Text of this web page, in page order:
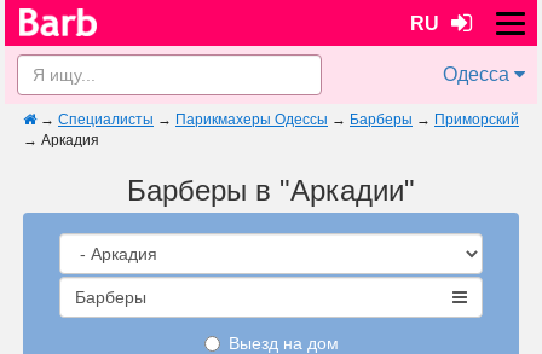
RU
Одесса
→ Специалисты → Парикмахеры Одессы → Барберы → Приморский
→ Аркадия
Барберы в "Аркадии"
Барберы
Выезд на дом